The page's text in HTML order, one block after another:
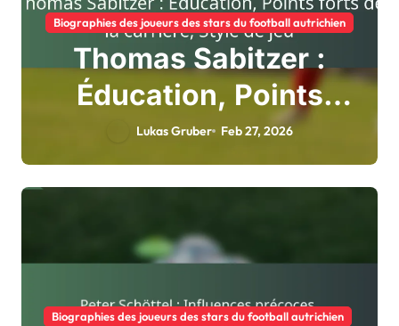
Biographies des joueurs des stars du football autrichien
Thomas Sabitzer :
Éducation, Points
forts de la carrière,
Style de jeu
Lukas Gruber Feb 27, 2026
Biographies des joueurs des stars du football autrichien